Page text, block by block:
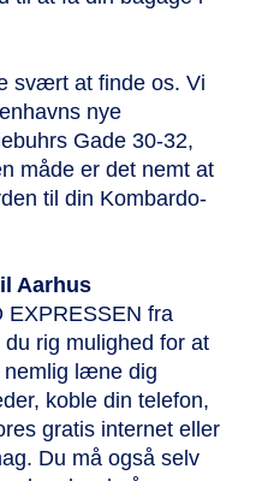
svært at finde os. Vi
nye
Gade 30-32,
måde er det nemt at
til din Kombardo-
Aarhus
EXPRESSEN fra
rig mulighed for at
nemlig læne dig
koble din telefon,
gratis internet eller
Du må også selv